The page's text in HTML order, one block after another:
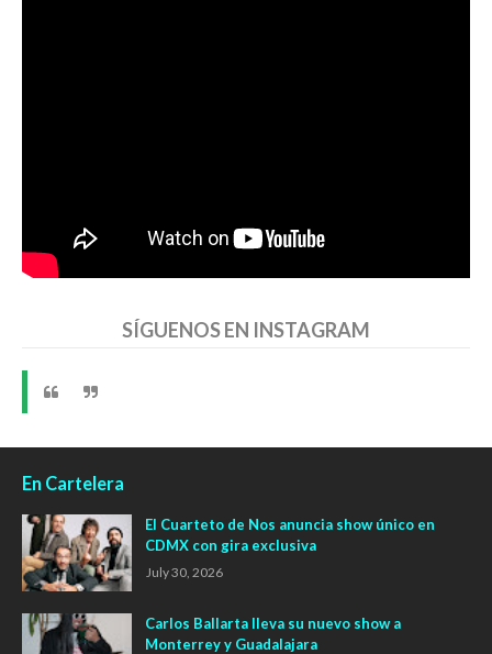
SÍGUENOS EN INSTAGRAM
En Cartelera
El Cuarteto de Nos anuncia show único en
CDMX con gira exclusiva
July 30, 2026
Carlos Ballarta lleva su nuevo show a
Monterrey y Guadalajara